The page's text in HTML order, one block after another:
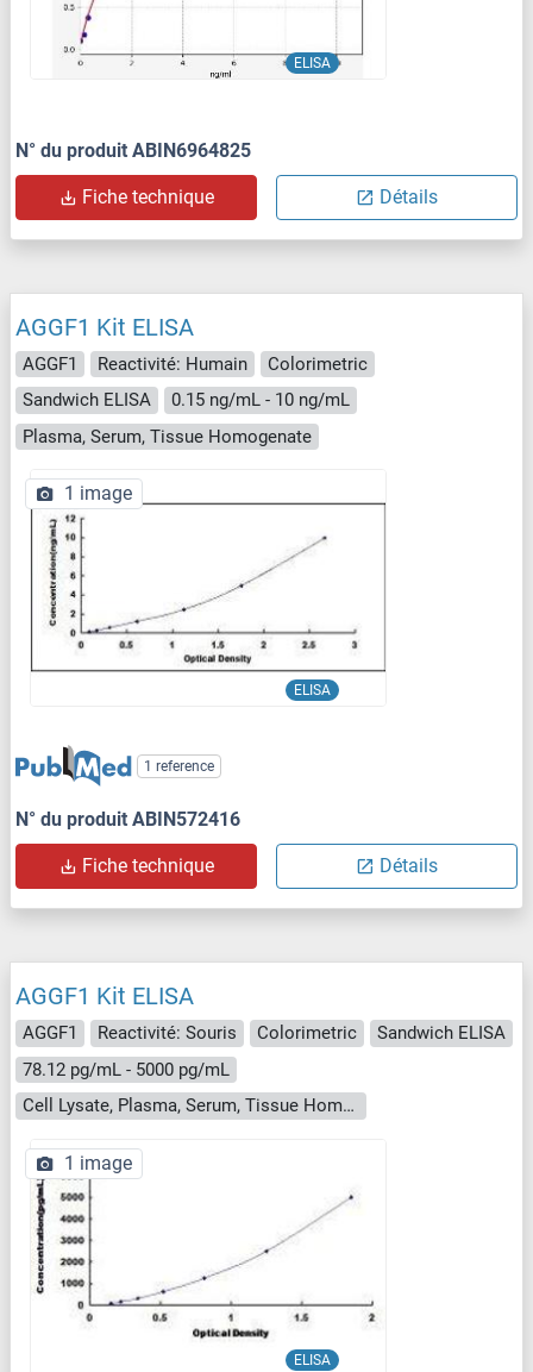
ELISA
N° du produit ABIN6964825
Fiche technique Détails
AGGF1 Kit ELISA
AGGF1 Reactivité: Humain
Colorimetric
Sandwich ELISA
0.15 ng/mL - 10 ng/mL
Plasma, Serum, Tissue Homogenate
ELISA
1 image
1 reference
N° du produit ABIN572416
Fiche technique Détails
AGGF1 Kit ELISA
AGGF1 Reactivité: Souris Colorimetric
Sandwich ELISA
78.12 pg/mL - 5000 pg/mL
Cell Lysate, Plasma, Serum, Tissue Homogenate
ELISA
1 image